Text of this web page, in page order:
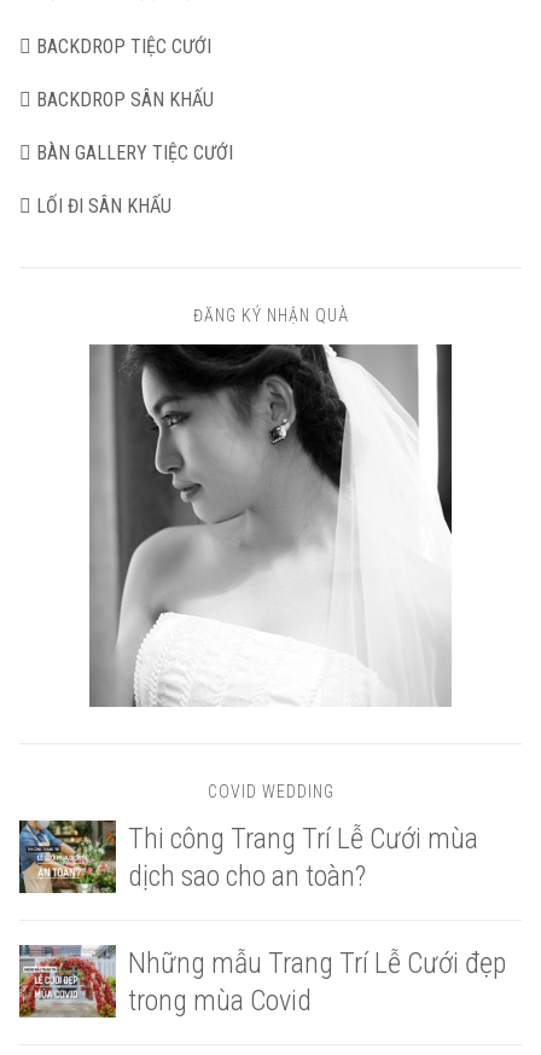
BACKDROP TIỆC CƯỚI
BACKDROP SÂN KHẤU
BÀN GALLERY TIỆC CƯỚI
LỐI ĐI SÂN KHẤU
ĐĂNG KÝ NHẬN QUÀ
COVID WEDDING
Thi công Trang Trí Lễ Cưới mùa
dịch sao cho an toàn?
Những mẫu Trang Trí Lễ Cưới đẹp
trong mùa Covid